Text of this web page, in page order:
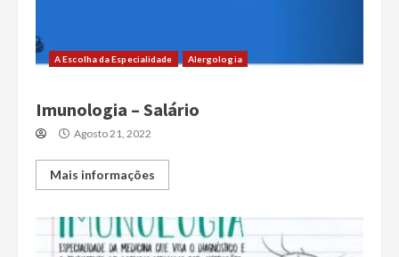
A Escolha da Especialidade Alergologia
Imunologia – Salário
Agosto 21, 2022
Mais informações